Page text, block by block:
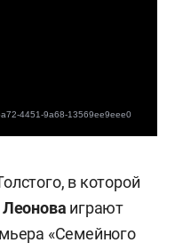
в которой
Леонова играют
«Семейного